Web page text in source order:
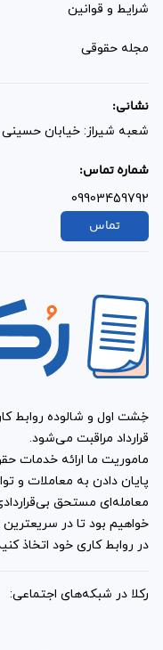
شرایط و قوانین
مجله حقوقی
نشانی:
شعبه شیراز: خیابان
شماره تماس:
09903459792
تماس
خِشت اول و شالوده روابط
قرارداد مراقبت می‌شود.
ماموریت ما ارائه خدمات
پایان دادن به معاملات و
معامله‌ای مستحق
خواهیم بود تا در
در روابط کاری خود اتخاذ
رکلا در شبکه‌های اجتماعی: